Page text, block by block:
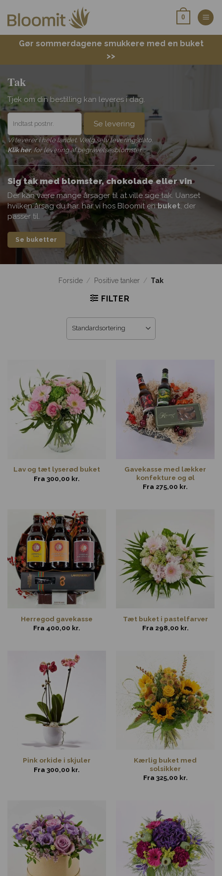
0
Gør sommerdagene smukkere med en buket
>>
Tak
Tjek om din bestilling kan leveres i dag.
Se levering
Vi leverer i hele landet. Vælg selv leveringsdato.
Klik her, for levering af begravelsesblomster
Sig tak med blomster, chokolade eller vin
Der kan være mange årsager til at ville sige tak. Uanset
hvilken årsag du har, har vi hos Bloomit enbuket, der
passer til.
Se buketter
Forside / Positive tanker / Tak
FILTER
Lav og tæt lyserød buket
Fra 300,00 kr.
Gavekasse med lækker
konfekture og øl
Fra 275,00 kr.
Herregod gavekasse
Fra 400,00 kr.
Tæt buket i pastelfarver
Fra 298,00 kr.
Pink orkide i skjuler
Fra 300,00 kr.
Kærlig buket med
solsikker
Fra 325,00 kr.